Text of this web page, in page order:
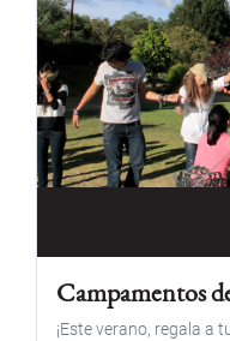
Campamentos
¡Este verano, regala a